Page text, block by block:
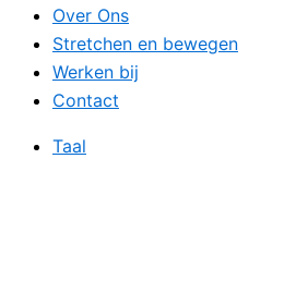
Over Ons
Stretchen en bewegen
Werken bij
Contact
Taal